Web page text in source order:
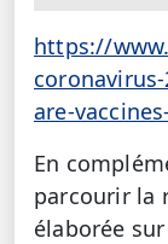
https://
are-
En
parcourir la
élaborée